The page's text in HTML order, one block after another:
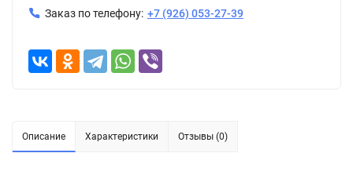
Заказ по телефону: +7 (926) 053-27-39
Описание Характеристики Отзывы (0)